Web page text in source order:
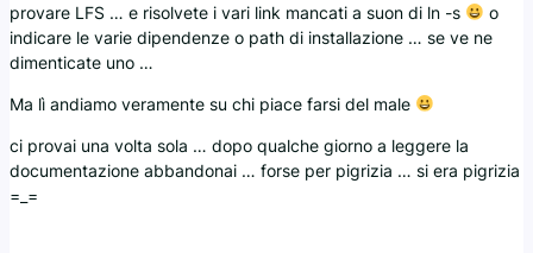
provare LFS … e risolvete i vari link mancati a suon di ln -s
o
indicare le varie dipendenze o path di installazione … se ve ne
dimenticate uno …
Ma lì andiamo veramente su chi piace farsi del male
ci provai una volta sola … dopo qualche giorno a leggere la
documentazione abbandonai … forse per pigrizia … si era pigrizia
=_=